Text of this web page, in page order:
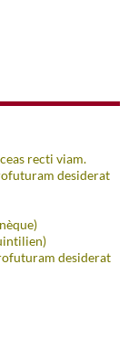
recti viam.
desiderat
desiderat